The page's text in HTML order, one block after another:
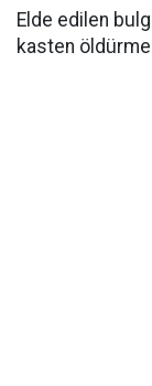
Elde edilen
kasten